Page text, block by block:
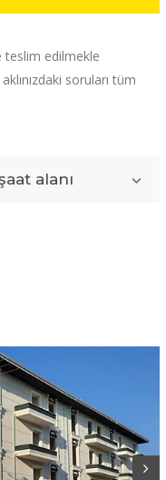
teslim edilmekle
soruları tüm
alanı